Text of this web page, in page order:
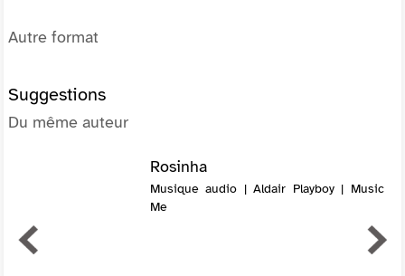
Autre format
Suggestions
Du même auteur
Rosinha
Musique audio | Aldair Playboy | Music
Me